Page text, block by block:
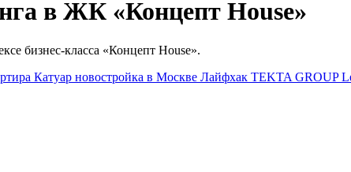
в ЖК «Концепт House»
бизнес-класса «Концепт House».
Катуар новостройка в Москве Лайфхак TEKTA GROUP